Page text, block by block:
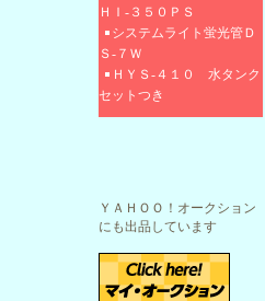
ＨＩ‐３５０ＰＳ
システムライト蛍光管Ｄ
Ｓ-７Ｗ
ＨＹＳ-４１０ 水タンク
セットつき
ＹＡＨＯＯ！オークション
にも出品しています